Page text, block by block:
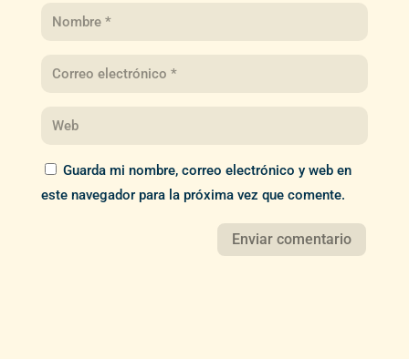
Guarda mi nombre, correo electrónico y web en
este navegador para la próxima vez que comente.